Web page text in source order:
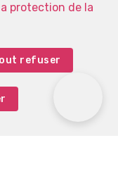
protection de la
refuser